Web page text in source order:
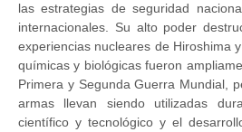
las estrategias de seguridad
internacionales. Su alto poder
experiencias nucleares de Hiroshima
químicas y biológicas fueron
Primera y Segunda Guerra Mundial,
armas llevan siendo utilizadas
científico y tecnológico y el